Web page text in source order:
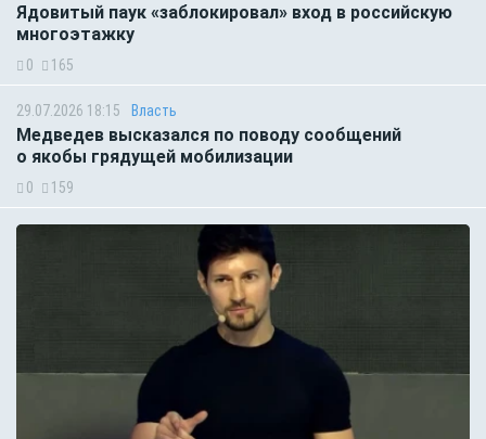
Ядовитый паук «заблокировал» вход в российскую
многоэтажку
0 165
29.07.2026 18:15 Власть
Медведев высказался по поводу сообщений
о якобы грядущей мобилизации
0 159